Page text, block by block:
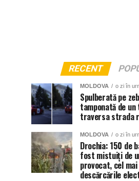
RECENT
MOLDOVA o zi în
Spulberată pe
tamponată de
traversa strada
MOLDOVA o zi în
Drochia: 150 de
fost mistuiți de
provocat, cel
descărcările